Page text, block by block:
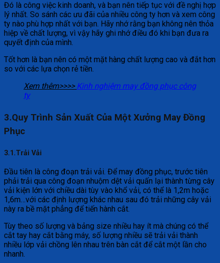
Đó là công việc kinh doanh, và bạn nên tiếp tục với đề nghị hợp
lý nhất. So sánh các ưu đãi của nhiều công ty hơn và xem công
ty nào phù hợp nhất với bạn. Hãy nhớ rằng bạn không nên thỏa
hiệp về chất lượng, vì vậy hãy ghi nhớ điều đó khi bạn đưa ra
quyết định của mình.
Tốt hơn là bạn nên có một mặt hàng chất lượng cao và đắt hơn
so với các lựa chọn rẻ tiền.
Xem thêm>>>> Kinh nghiệm may đồng phục công
ty
3.Quy Trình Sản Xuất Của Một Xưởng May Đồng
Phục
3.1.Trải Vải
Đầu tiên là công đoạn trải vải. Để may đồng phục, trước tiên
phải trải qua công đoạn nhuộm dệt vải quấn lại thành từng cây
vải kiện lớn với chiều dài tùy vào khổ vải, có thể là 1,2m hoặc
1,6m…với các định lượng khác nhau sau đó trải những cây vải
này ra bề mặt phẳng để tiến hành cắt.
Tùy theo số lượng và bảng size nhiều hay ít mà chúng có thể
cắt tay hay cắt bằng máy, số lượng nhiều sẽ trải vải thành
nhiều lớp vải chồng lên nhau trên bàn cắt để cắt một lần cho
nhanh.